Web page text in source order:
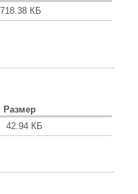
718.38 КБ
Размер
42.94 КБ